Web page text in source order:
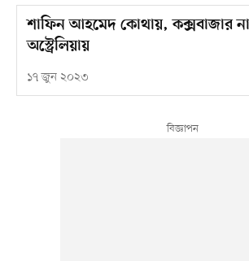
শাফিন আহমেদ কোথায়, কক্সবাজার না
অস্ট্রেলিয়ায়
১৭ জুন ২০২৩